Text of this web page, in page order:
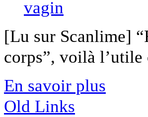
[Lu sur Scanlime]
corps”, voilà
En savoir plus
Old Links